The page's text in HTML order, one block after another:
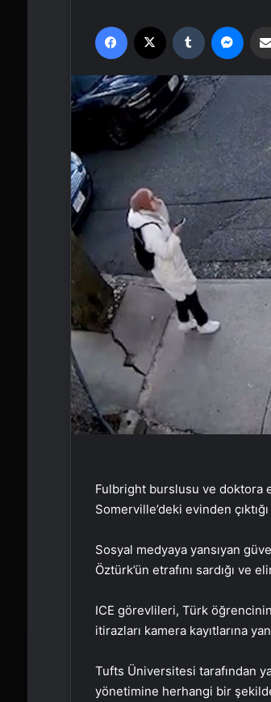
Facebook Tumblr
Fulbright burslusu ve doktora
Somerville’deki evinden
Sosyal medyaya yansıyan
Öztürk’ün etrafını sardığı ve
ICE görevlileri, Türk
itirazları kamera kayıtlarına
Tufts Üniversitesi tarafından
yönetimine herhangi bir